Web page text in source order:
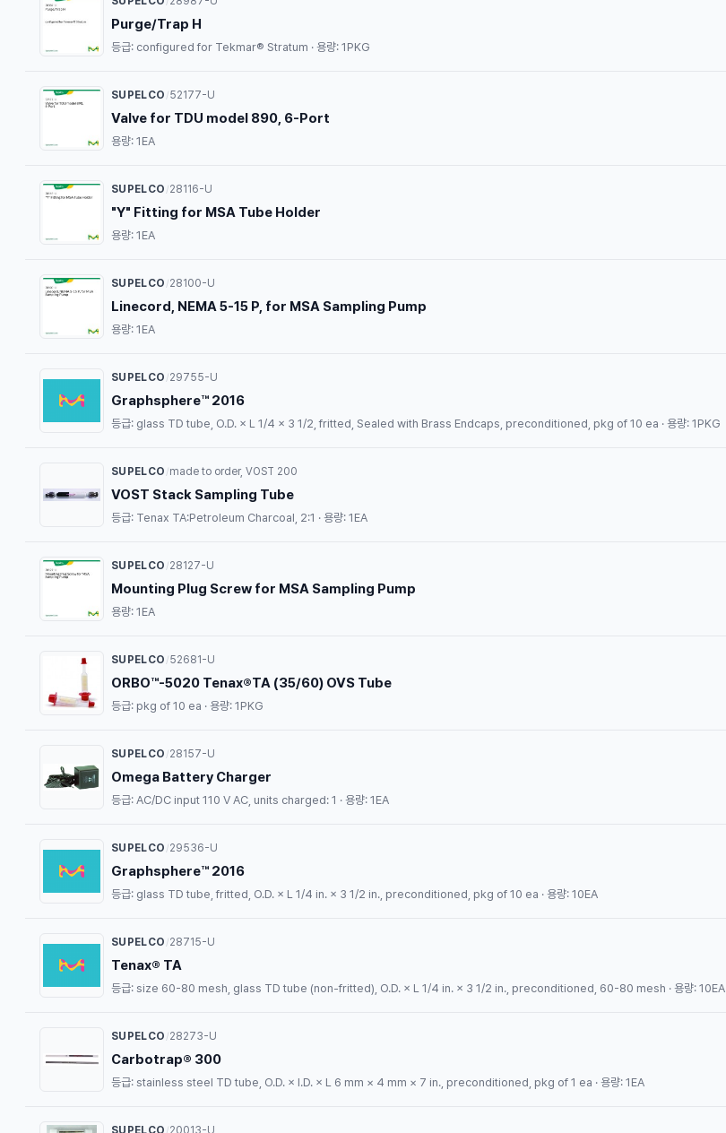
Purge/Trap H
등급: configured for Tekmar® Stratum · 용량: 1PKG
SUPELCO /52177-U
Valve for TDU model 890, 6-Port
용량: 1EA
SUPELCO /28116-U
"Y" Fitting for MSA Tube Holder
용량: 1EA
SUPELCO /28100-U
Linecord, NEMA 5-15 P, for MSA Sampling Pump
용량: 1EA
SUPELCO /29755-U
Graphsphere™ 2016
등급: glass TD tube, O.D. × L 1/4 × 3 1/2, fritted, Sealed with Brass Endcaps, preconditioned, pkg of 10 ea · 용량: 1PKG
SUPELCO /made to order, VOST 200
VOST Stack Sampling Tube
등급: Tenax TA:Petroleum Charcoal, 2:1 · 용량: 1EA
SUPELCO /28127-U
Mounting Plug Screw for MSA Sampling Pump
용량: 1EA
SUPELCO /52681-U
ORBO™-5020 Tenax®TA (35/60) OVS Tube
등급: pkg of 10 ea · 용량: 1PKG
SUPELCO /28157-U
Omega Battery Charger
등급: AC/DC input 110 V AC, units charged: 1 · 용량: 1EA
SUPELCO /29536-U
Graphsphere™ 2016
등급: glass TD tube, fritted, O.D. × L 1/4 in. × 3 1/2 in., preconditioned, pkg of 10 ea · 용량: 10EA
SUPELCO /28715-U
Tenax® TA
등급: size 60-80 mesh, glass TD tube (non-fritted), O.D. × L 1/4 in. × 3 1/2 in., preconditioned, 60-80 mesh · 용량: 10EA
SUPELCO /28273-U
Carbotrap® 300
등급: stainless steel TD tube, O.D. × I.D. × L 6 mm × 4 mm × 7 in., preconditioned, pkg of 1 ea · 용량: 1EA
SUPELCO /20013-U